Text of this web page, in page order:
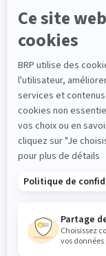
© BRP 2003-2026
Privacy Policy
Accessibility